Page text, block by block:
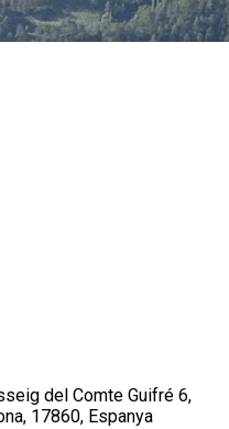
del Comte Guifré 6,
17860, Espanya